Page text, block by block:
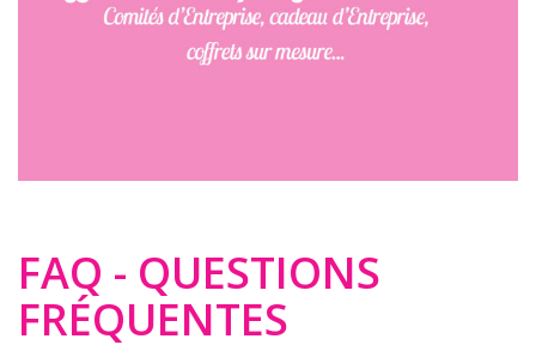
FAQ - QUESTIONS
FRÉQUENTES